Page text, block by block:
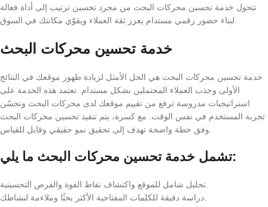
تتحول خدمة تحسين محركات البحث من مجرد تحسين ترتيب إلى أداة فعالة
خدمة تحسين محركات البحث
خدمة تحسين محركات البحث هي الحل الأمثل لزيادة ظهور موقعك في النتائج
الأولى وجذب العملاء المحتملين بشكل مستدام. تعتمد هذه الخدمة على
استراتيجيات مدروسة ترفع من تقييم موقعك لدى محركات البحث وتحسّن
تجربة المستخدم في نفس الوقت. مع كسرة، يتم تنفيذ تحسين محركات البحث
تشمل خدمة تحسين محركات البحث ما يلي: